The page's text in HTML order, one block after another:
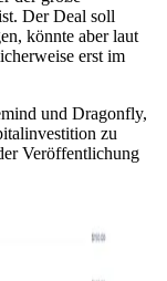
Der Deal soll
könnte aber laut
erst im
und Dragonfly,
zu
Veröffentlichung